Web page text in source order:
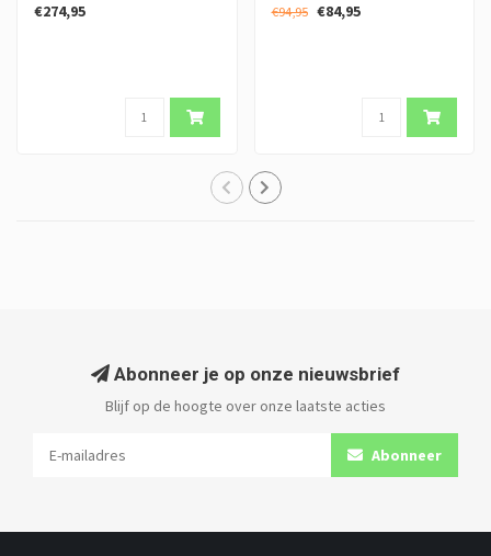
€274,95 €94,95 €84,95
Abonneer je op onze nieuwsbrief
Blijf op de hoogte over onze laatste acties
Abonneer